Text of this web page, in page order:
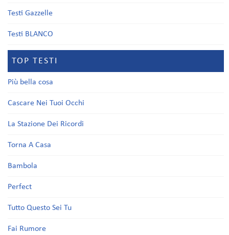
Testi Gazzelle
Testi BLANCO
TOP TESTI
Più bella cosa
Cascare Nei Tuoi Occhi
La Stazione Dei Ricordi
Torna A Casa
Bambola
Perfect
Tutto Questo Sei Tu
Fai Rumore